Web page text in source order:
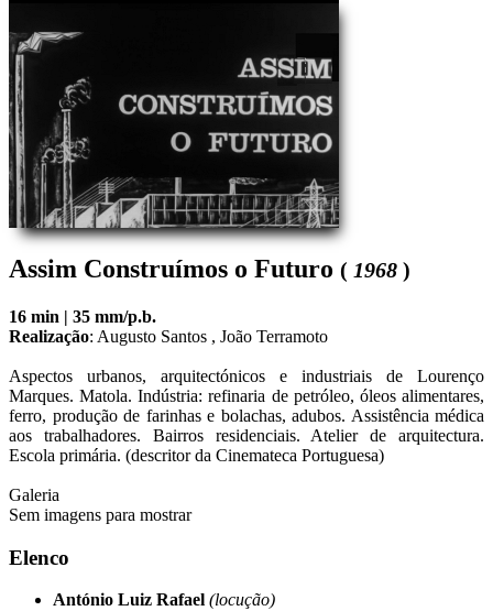
Assim Construímos o Futuro ( 1968 )
16 min | 35 mm/p.b.
Realização: Augusto Santos , João Terramoto
Aspectos urbanos, arquitectónicos e industriais de Lourenço
Marques. Matola. Indústria: refinaria de petróleo, óleos alimentares,
ferro, produção de farinhas e bolachas, adubos. Assistência médica
aos trabalhadores. Bairros residenciais. Atelier de arquitectura.
Escola primária. (descritor da Cinemateca Portuguesa)
Galeria
Sem imagens para mostrar
Elenco
António Luiz Rafael (locução)